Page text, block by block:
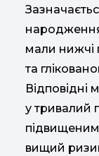
народження
мали нижчі
та
Відповідні
у тривалий
вищий